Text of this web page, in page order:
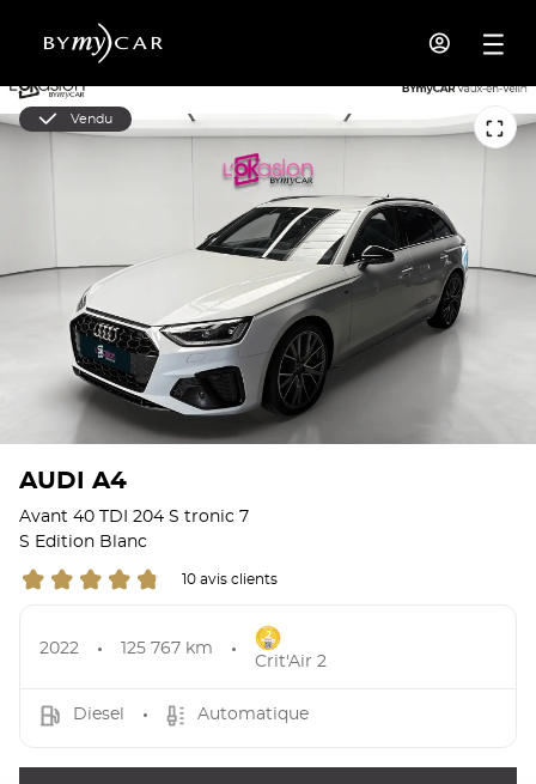
Vendu
AUDI A4
Avant 40 TDI 204 S tronic 7
S Edition Blanc
10 avis clients
2022 125 767 km
Crit'Air 2
Diesel Automatique